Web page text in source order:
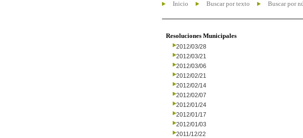
Inicio Buscar por texto Buscar por
Resoluciones Municipales
2012/03/28
2012/03/21
2012/03/06
2012/02/21
2012/02/14
2012/02/07
2012/01/24
2012/01/17
2012/01/03
2011/12/22